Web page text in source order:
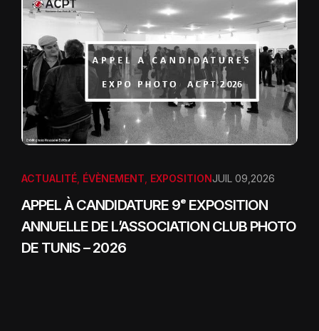
ACTUALITÉ ÉVÈNEMENT EXPOSITIONJUIL 09,2026
APPEL À CANDIDATURE 9ᵉ EXPOSITION
ANNUELLE DE L’ASSOCIATION CLUB PHOTO
DE TUNIS – 2026